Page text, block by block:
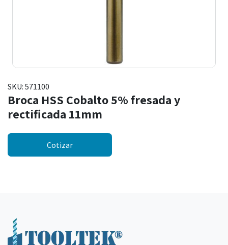
SKU: 571100
Broca HSS Cobalto 5% fresada y
rectificada 11mm
Cotizar